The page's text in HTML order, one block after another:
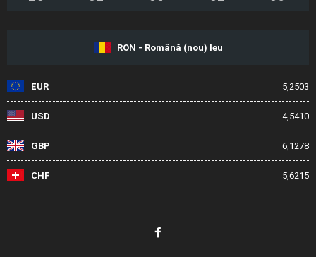
RON - Română (nou) leu
EUR 5,2503
USD 4,5410
GBP 6,1278
CHF 5,6215